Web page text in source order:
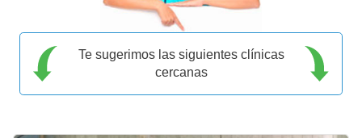
Te sugerimos las siguientes clínicas
cercanas